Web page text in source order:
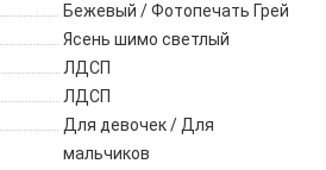
Бежевый / Фотопечать Грей
Ясень шимо светлый
ЛДСП
ЛДСП
Для девочек / Для
мальчиков